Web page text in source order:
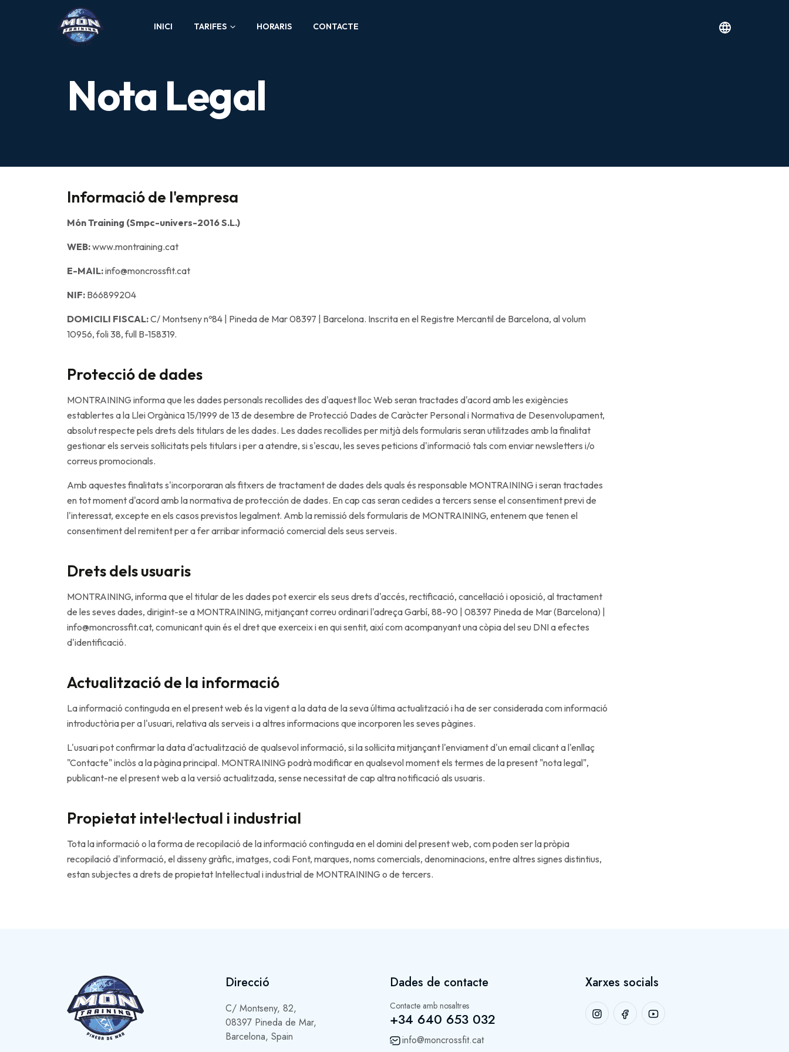
INICI TARIFES HORARIS CONTACTE
Nota Legal
Informació de l'empresa
Món Training (Smpc-univers-2016 S.L.)
WEB:www.montraining.cat
E-MAIL:info@moncrossfit.cat
NIF: B66899204
DOMICILI FISCAL:C/ Montseny nº84 | Pineda de Mar 08397 | Barcelona. Inscrita en el Registre Mercantil de Barcelona, al volum
10956, foli 38, full B-158319.
Protecció de dades
MONTRAINING informa que les dades personals recollides des d'aquest lloc Web seran tractades d'acord amb les exigències
establertes a la Llei Orgànica 15/1999 de 13 de desembre de Protecció Dades de Caràcter Personal i Normativa de Desenvolupament,
absolut respecte pels drets dels titulars de les dades. Les dades recollides per mitjà dels formularis seran utilitzades amb la finalitat
gestionar els serveis sol·licitats pels titulars i per a atendre, si s'escau, les seves peticions d'informació tals com enviar newsletters i/o
correus promocionals.
Amb aquestes finalitats s'incorporaran als fitxers de tractament de dades dels quals és responsable MONTRAINING i seran tractades
en tot moment d'acord amb la normativa de protección de dades. En cap cas seran cedides a tercers sense el consentiment previ de
l'interessat, excepte en els casos previstos legalment. Amb la remissió dels formularis de MONTRAINING, entenem que tenen el
consentiment del remitent per a fer arribar informació comercial dels seus serveis.
Drets dels usuaris
MONTRAINING, informa que el titular de les dades pot exercir els seus drets d'accés, rectificació, cancel·lació i oposició, al tractament
de les seves dades, dirigint-se a MONTRAINING, mitjançant correu ordinari l'adreça Garbí, 88-90 | 08397 Pineda de Mar (Barcelona) |
info@moncrossfit.cat, comunicant quin és el dret que exerceix i en qui sentit, així com acompanyant una còpia del seu DNI a efectes
d'identificació.
Actualització de la informació
La informació continguda en el present web és la vigent a la data de la seva última actualització i ha de ser considerada com informació
introductòria per a l'usuari, relativa als serveis i a altres informacions que incorporen les seves pàgines.
L'usuari pot confirmar la data d'actualització de qualsevol informació, si la sol·licita mitjançant l'enviament d'un email clicant a l'enllaç
"Contacte" inclòs a la pàgina principal. MONTRAINING podrà modificar en qualsevol moment els termes de la present "nota legal",
publicant-ne el present web a la versió actualitzada, sense necessitat de cap altra notificació als usuaris.
Propietat intel·lectual i industrial
Tota la informació o la forma de recopilació de la informació continguda en el domini del present web, com poden ser la pròpia
recopilació d'informació, el disseny gràfic, imatges, codi Font, marques, noms comercials, denominacions, entre altres signes distintius,
estan subjectes a drets de propietat Intel·lectual i industrial de MONTRAINING o de tercers.
Direcció
C/ Montseny, 82,
08397 Pineda de Mar,
Barcelona, Spain
Dades de contacte
Contacte amb nosaltres
+34 640 653 032
info@moncrossfit.cat
Xarxes socials